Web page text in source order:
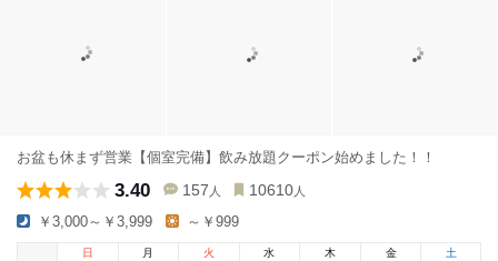
お盆も休まず営業【個室完備】飲み放題クーポン始めました！！
3.40 157 人 10610 人
￥3,000～￥3,999 ～￥999
日
月 火 水 木 金 土